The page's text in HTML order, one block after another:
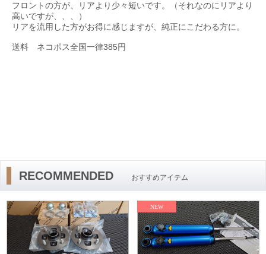
フロントの方が、リアより少々短いです。（それなのにリアより
高いですが、、、）
リアを流用した方がお得に感じますが、純正にこだわる方に。
送料 ネコポス全国一律385円
RECOMMENDED おすすめアイテム